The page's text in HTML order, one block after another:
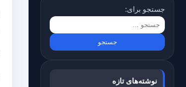
جستجو برای:
نوشته‌های تازه